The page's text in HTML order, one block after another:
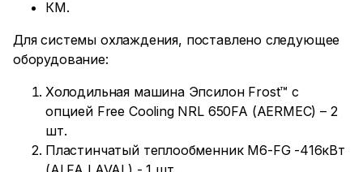
КМ.
Для системы охлаждения, поставлено следующее
оборудование:
Холодильная машина Эпсилон Frost™ с
опцией Free Cooling NRL 650FA (AERMEC) – 2
шт.
Пластинчатый теплообменник M6-FG -416кВт